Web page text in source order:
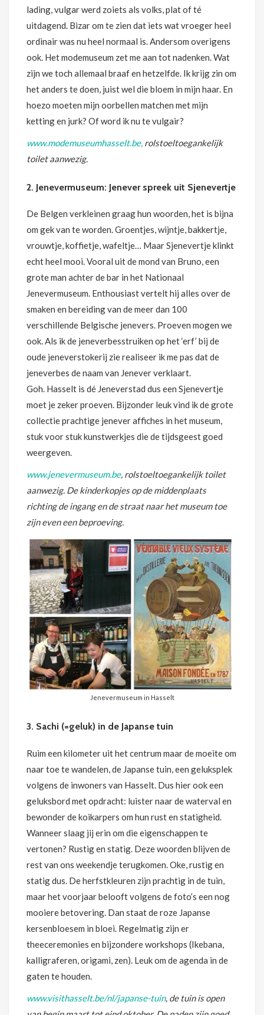
lading, vulgar werd zoiets als volks, plat of té
uitdagend. Bizar om te zien dat iets wat vroeger heel
ordinair was nu heel normaal is. Andersom overigens
ook. Het modemuseum zet me aan tot nadenken. Wat
zijn we toch allemaal braaf en hetzelfde. Ik krijg zin om
het anders te doen, juist wel die bloem in mijn haar. En
hoezo moeten mijn oorbellen matchen met mijn
ketting en jurk? Of word ik nu te vulgair?
www.modemuseumhasselt.be, rolstoeltoegankelijk
toilet aanwezig.
2. Jenevermuseum: Jenever spreek uit Sjenevertje
De Belgen verkleinen graag hun woorden, het is bijna
om gek van te worden. Groentjes, wijntje, bakkertje,
vrouwtje, koffietje, wafeltje… Maar Sjenevertje klinkt
echt heel mooi. Vooral uit de mond van Bruno, een
grote man achter de bar in het Nationaal
Jenevermuseum. Enthousiast vertelt hij alles over de
smaken en bereiding van de meer dan 100
verschillende Belgische jenevers. Proeven mogen we
ook. Als ik de jeneverbesstruiken op het ‘erf’ bij de
oude jeneverstokerij zie realiseer ik me pas dat de
jeneverbes de naam van Jenever verklaart.
Goh. Hasselt is dé Jeneverstad dus een Sjenevertje
moet je zeker proeven. Bijzonder leuk vind ik de grote
collectie prachtige jenever affiches in het museum,
stuk voor stuk kunstwerkjes die de tijdsgeest goed
weergeven.
www.jenevermuseum.be, rolstoeltoegankelijk toilet
aanwezig. De kinderkopjes op de middenplaats
richting de ingang en de straat naar het museum toe
zijn even een beproeving.
Jenevermuseum in Hasselt
3. Sachi (=geluk) in de Japanse tuin
Ruim een kilometer uit het centrum maar de moeite om
naar toe te wandelen, de Japanse tuin, een geluksplek
volgens de inwoners van Hasselt. Dus hier ook een
geluksbord met opdracht: luister naar de waterval en
bewonder de koikarpers om hun rust en statigheid.
Wanneer slaag jij erin om die eigenschappen te
vertonen? Rustig en statig. Deze woorden blijven de
rest van ons weekendje terugkomen. Oke, rustig en
statig dus. De herfstkleuren zijn prachtig in de tuin,
maar het voorjaar belooft volgens de foto’s een nog
mooiere betovering. Dan staat de roze Japanse
kersenbloesem in bloei. Regelmatig zijn er
theeceremonies en bijzondere workshops (Ikebana,
kalligraferen, origami, zen). Leuk om de agenda in de
gaten te houden.
www.visithasselt.be/nl/japanse-tuin, de tuin is open